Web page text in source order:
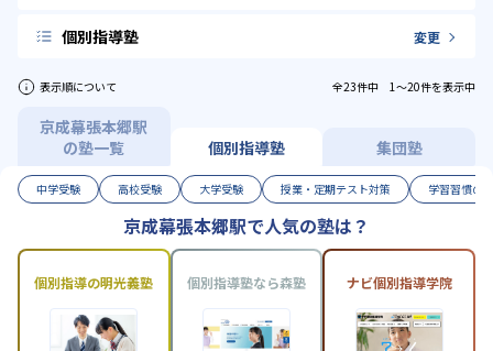
個別指導塾 変更
表示順について 全23件中 1〜20件を表示中
京成幕張本郷駅
の塾一覧
個別指導塾 集団塾
中学受験 高校受験 大学受験 授業・定期テスト対策 学習習慣の
京成幕張本郷駅で人気の塾は？
個別指導の明光義塾 個別指導塾なら森塾 ナビ個別指導学院